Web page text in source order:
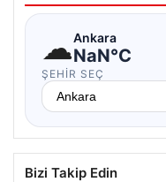
☁Ankara
NaN°C
ŞEHIR SEÇ
Bizi Takip Edin